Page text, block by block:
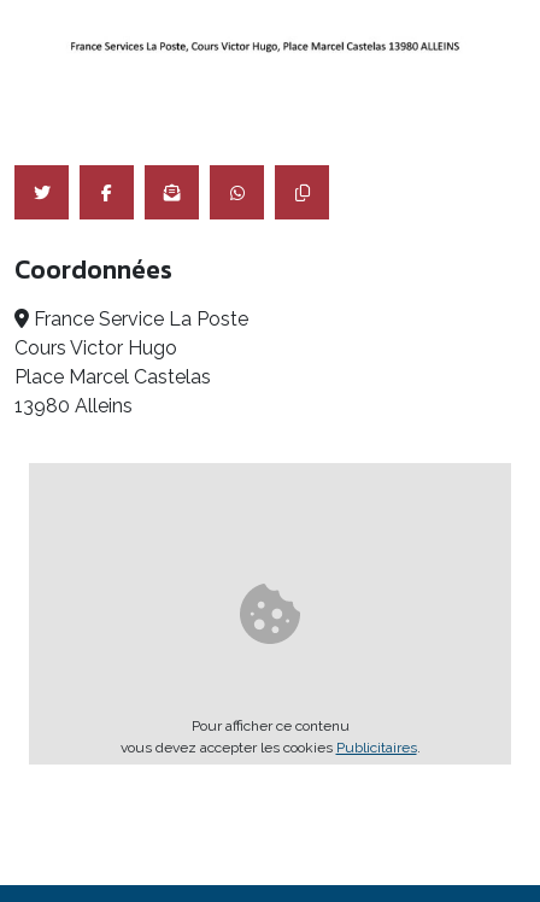
Coordonnées
France Service La Poste
Cours Victor Hugo
Place Marcel Castelas
13980 Alleins
Pour afficher ce contenu
vous devez accepter les cookies Publicitaires.